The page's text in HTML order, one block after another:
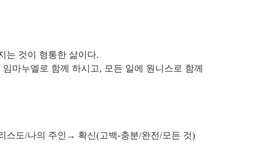
는 것이 형통한 삶이다.
마누엘로 함께 하시고, 모든 일에 원니스로 함께
스도/나의 주인→ 확신(고백-충분/완전/모든 것)